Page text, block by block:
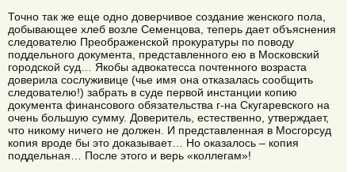
Точно так же еще одно доверчивое создание женского пола,
добывающее хлеб возле Семенцова, теперь дает объяснения
следователю Преображенской прокуратуры по поводу
поддельного документа, представленного ею в Московский
городской суд… Якобы адвокатесса почтенного возраста
доверила сослуживице (чье имя она отказалась сообщить
следователю!) забрать в суде первой инстанции копию
документа финансового обязательства г-на Скугаревского на
очень большую сумму. Доверитель, естественно, утверждает,
что никому ничего не должен. И представленная в Мосгорсуд
копия вроде бы это доказывает… Но оказалось – копия
поддельная… После этого и верь «коллегам»!